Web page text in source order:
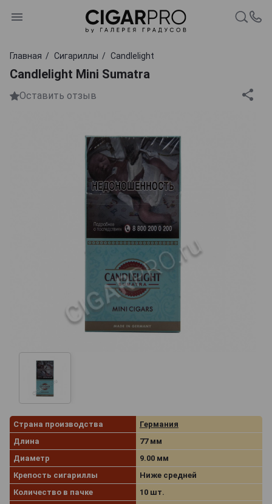
Главная Сигариллы Candlelight
Candlelight Mini Sumatra
Оставить отзыв
Страна производства
Германия
Длина
77 мм
Диаметр
9.00 мм
Крепость сигариллы
Ниже средней
Количество в пачке
10 шт.